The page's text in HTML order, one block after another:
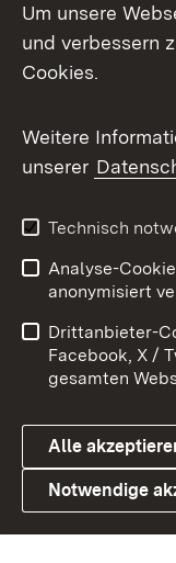
Mastodon
Messenger
Social Wall
X / Twitter
Youtube
Link zum
Datenschutz
Um unsere
und verbessern
Cookies.
Weitere
unserer
Technisch
Analyse-
anonymisiert
Drittanbieter-
Facebook, X /
gesamten
Alle
Notwendige